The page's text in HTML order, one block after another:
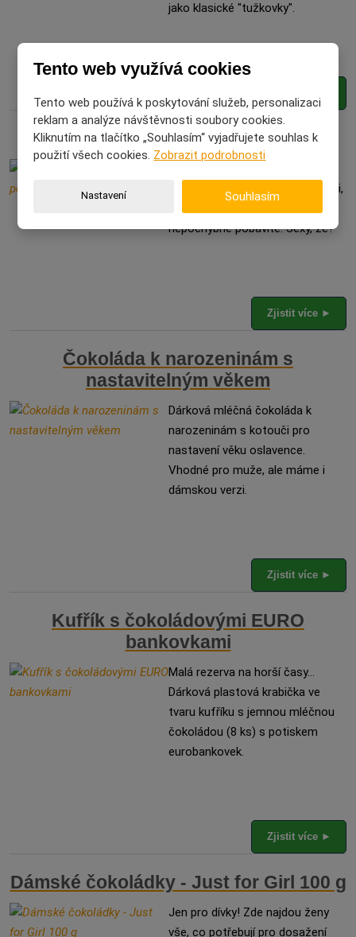
jako klasické "tužkovky".
Mléčná čokoláda - Ideální pomocník
kamarádky nebo kolegyně v práci,
protože se při jejím předávání
nepochybně pobavíte. Sexy, že?
Zjistit více ►
Čokoláda k narozeninám s
nastavitelným věkem
Dárková mléčná čokoláda k
narozeninám s kotouči pro
nastavení věku oslavence.
Vhodné pro muže, ale máme i
dámskou verzi.
Zjistit více ►
Kufřík s čokoládovými EURO
bankovkami
Malá rezerva na horší časy...
Dárková plastová krabička ve
tvaru kufříku s jemnou mléčnou
čokoládou (8 ks) s potiskem
eurobankovek.
Zjistit více ►
Dámské čokoládky - Just for Girl 100 g
Jen pro dívky! Zde najdou ženy
vše, co potřebují pro dosažení
Tento web využívá cookies
Tento web používá k poskytování služeb, personalizaci
reklam a analýze návštěvnosti soubory cookies.
Kliknutím na tlačítko „Souhlasím“ vyjadřujete souhlas k
použití všech cookies. Zobrazit podrobnosti
Nastavení Souhlasím